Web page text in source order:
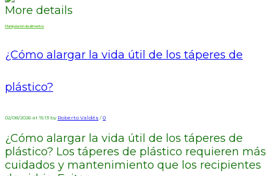
More details
Manipulación de alimentos
¿Cómo alargar la vida útil de los táperes de
plástico?
02/08/2026 at 15:13 by Roberto Valdés / 0
¿Cómo alargar la vida útil de los táperes de
plástico? Los táperes de plástico requieren más
cuidados y mantenimiento que los recipientes